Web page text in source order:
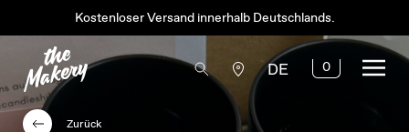
Kostenloser Versand innerhalb Deutschlands.
DE 0
Zurück